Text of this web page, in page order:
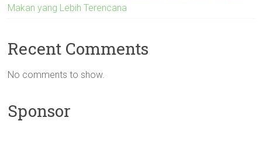
Makan yang Lebih Terencana
Recent Comments
No comments to show.
Sponsor